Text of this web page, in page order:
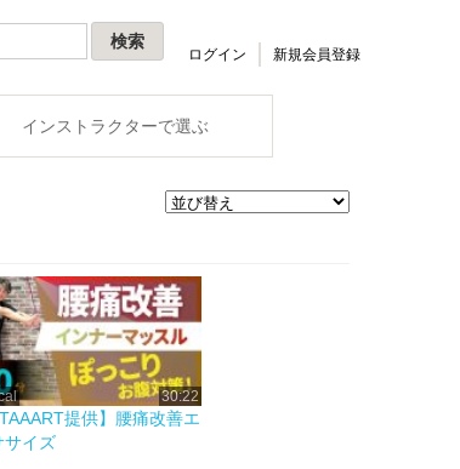
ログイン 新規会員登録
インストラクターで選ぶ
30:22
提供】腰痛改善エ
サイズ